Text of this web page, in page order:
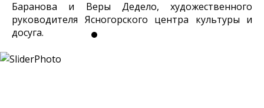
Баранова и Веры Дедело, художественного
руководителя Ясногорского центра культуры и
досуга.